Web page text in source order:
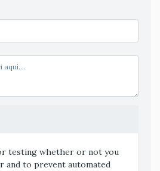
testing whether or not you
and to prevent automated